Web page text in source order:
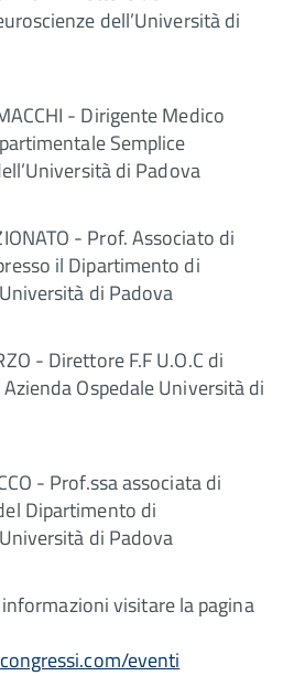
dell’Università di
- Dirigente Medico
Semplice
di Padova
- Prof. Associato di
il Dipartimento di
di Padova
- Direttore F.F U.O.C di
Ospedale Università di
- Prof.ssa associata di
Dipartimento di
di Padova
visitare la pagina
eventi